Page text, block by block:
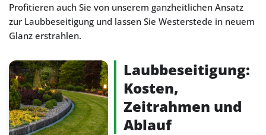
Profitieren auch Sie von unserem ganzheitlichen Ansatz
zur Laubbeseitigung und lassen Sie Westerstede in neuem
Glanz erstrahlen.
Laubbeseitigung:
Kosten,
Zeitrahmen und
Ablauf